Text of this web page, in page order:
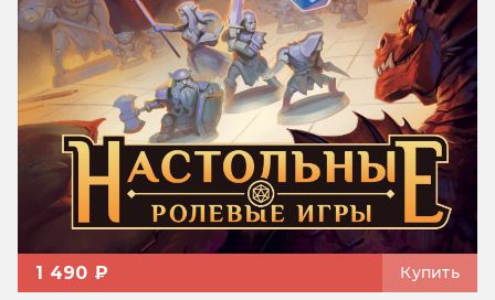
1 490 ₽ Купить